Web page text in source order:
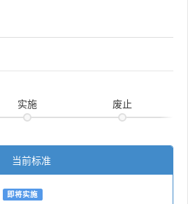
实施 废止
当前标准
即将实施